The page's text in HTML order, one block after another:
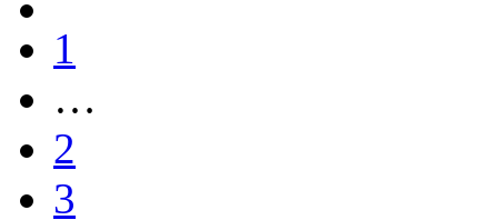
1
…
2
3